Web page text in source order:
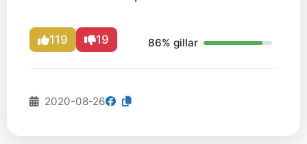
119 19 86% gillar
2020-08-26